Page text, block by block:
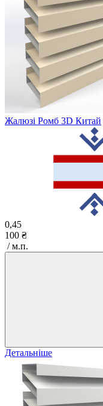
Жалюзі Ромб 3D Китай
0,45
100 ₴
/ м.п.
Детальніше